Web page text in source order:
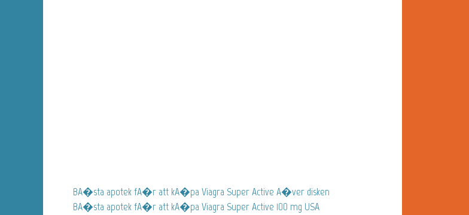
BA�sta apotek fA�r att kA�pa Viagra Super Active A�ver disken
BA�sta apotek fA�r att kA�pa Viagra Super Active 100 mg USA